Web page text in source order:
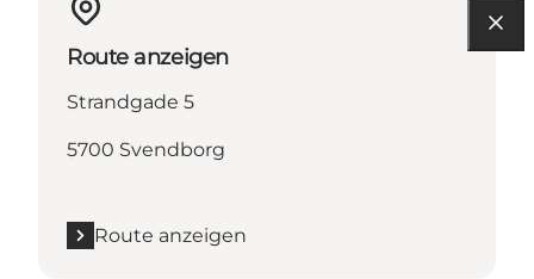
Route anzeigen
Strandgade 5
5700 Svendborg
Route anzeigen